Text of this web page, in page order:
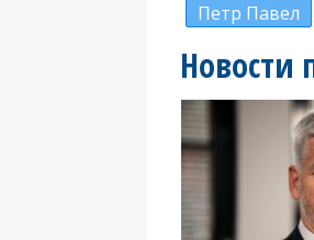
Петр Павел
Новости